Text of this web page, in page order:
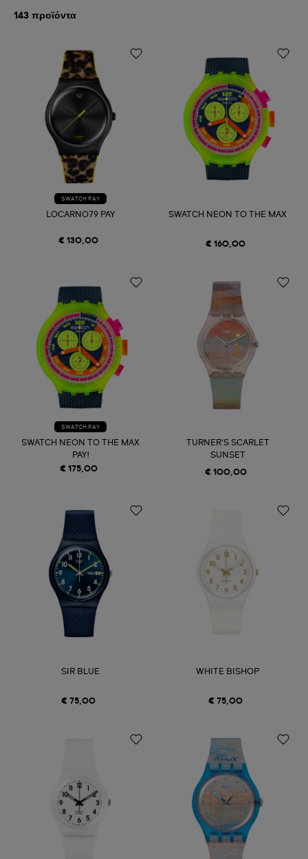
143 προϊόντα
SWATCH PAY
LOCARNO79 PAY
€ 130,00
SWATCH NEON TO THE MAX
€ 160,00
SWATCH PAY
SWATCH NEON TO THE MAX
PAY!
€ 175,00
TURNER'S SCARLET
SUNSET
€ 100,00
SIR BLUE
€ 75,00
WHITE BISHOP
€ 75,00